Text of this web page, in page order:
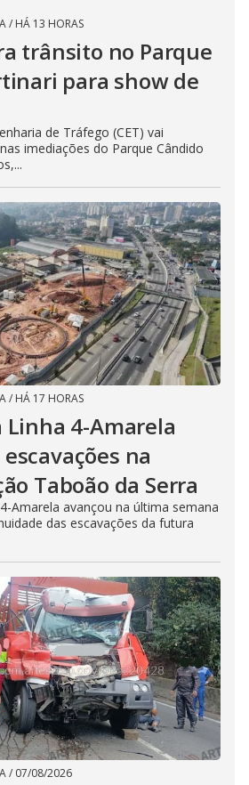
/ HÁ 13 HORAS
trânsito no Parque
para show de
de Tráfego (CET) vai
imediações do Parque Cândido
/ HÁ 17 HORAS
Linha 4-Amarela
na
Taboão da Serra
Amarela avançou na última semana
das escavações da futura
/ 07/08/2026